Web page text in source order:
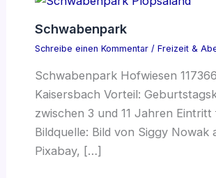
Schwabenpark
Schreibe einen Kommentar / Freizeit &
Schwabenpark Hofwiesen
Kaisersbach Vorteil:
zwischen 3 und 11 Jahren Eintritt
Bildquelle: Bild von Siggy Nowak
Pixabay, […]